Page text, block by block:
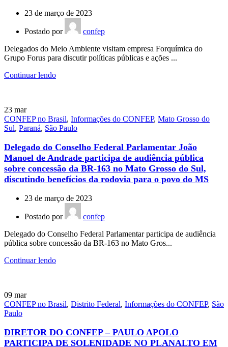
23 de março de 2023
Postado por
confep
Delegados do Meio Ambiente visitam empresa Forquímica do
Grupo Forus para discutir políticas públicas e ações ...
Continuar lendo
23 mar
CONFEP no Brasil, Informações do CONFEP, Mato Grosso do
Sul, Paraná, São Paulo
Delegado do Conselho Federal Parlamentar João
Manoel de Andrade participa de audiência pública
sobre concessão da BR-163 no Mato Grosso do Sul,
discutindo benefícios da rodovia para o povo do MS
23 de março de 2023
Postado por
confep
Delegado do Conselho Federal Parlamentar participa de audiência
pública sobre concessão da BR-163 no Mato Gros...
Continuar lendo
09 mar
CONFEP no Brasil, Distrito Federal, Informações do CONFEP, São
Paulo
DIRETOR DO CONFEP – PAULO APOLO
PARTICIPA DE SOLENIDADE NO PLANALTO EM